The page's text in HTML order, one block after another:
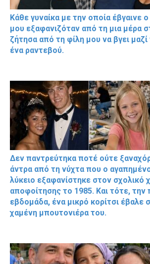
Κάθε γυναίκα με την οποία έβγαινε
μου εξαφανιζόταν από τη μια μέρα
ζήτησα από τη φίλη μου να βγει
ένα ραντεβού.
Δεν παντρεύτηκα ποτέ ούτε
άντρα από τη νύχτα που ο
λύκειο εξαφανίστηκε στον σχολικό
αποφοίτησης το 1985. Και τότε, την
εβδομάδα, ένα μικρό κορίτσι έβαλε
χαμένη μπουτονιέρα του.